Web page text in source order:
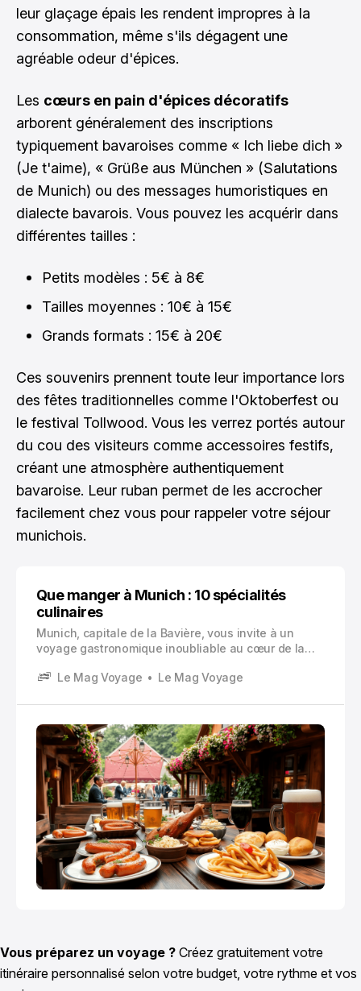
leur glaçage épais les rendent impropres à la
consommation, même s'ils dégagent une
agréable odeur d'épices.
Les cœurs en pain d'épices décoratifs
arborent généralement des inscriptions
typiquement bavaroises comme « Ich liebe dich »
(Je t'aime), « Grüße aus München » (Salutations
de Munich) ou des messages humoristiques en
dialecte bavarois. Vous pouvez les acquérir dans
différentes tailles :
Petits modèles : 5€ à 8€
Tailles moyennes : 10€ à 15€
Grands formats : 15€ à 20€
Ces souvenirs prennent toute leur importance lors
des fêtes traditionnelles comme l'Oktoberfest ou
le festival Tollwood. Vous les verrez portés autour
du cou des visiteurs comme accessoires festifs,
créant une atmosphère authentiquement
bavaroise. Leur ruban permet de les accrocher
facilement chez vous pour rappeler votre séjour
munichois.
Que manger à Munich : 10 spécialités
culinaires
Munich, capitale de la Bavière, vous invite à un
voyage gastronomique inoubliable au cœur de la
traditionnelle incarne l’âme d’une région fière de son
célèbre des siècles de savoir-faire.
Le Mag Voyage Le Mag Voyage
Vous préparez un voyage ? Créez gratuitement votre
itinéraire personnalisé selon votre budget, votre rythme et vos